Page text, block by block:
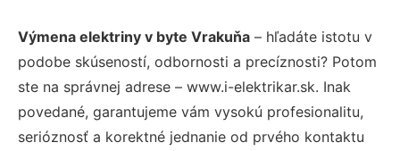
Výmena elektriny v byte Vrakuňa – hľadáte istotu v
podobe skúseností, odbornosti a precíznosti? Potom
ste na správnej adrese – www.i-elektrikar.sk. Inak
povedané, garantujeme vám vysokú profesionalitu,
serióznosť a korektné jednanie od prvého kontaktu